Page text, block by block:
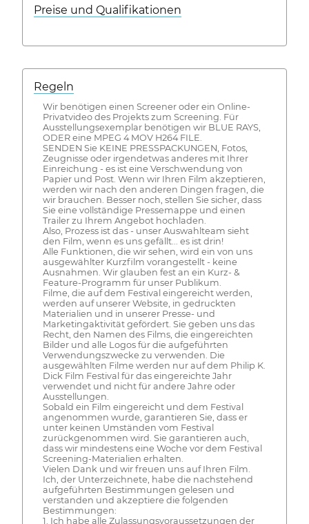
Preise und Qualifikationen
Regeln
Wir benötigen einen Screener oder ein Online-
Privatvideo des Projekts zum Screening. Für
Ausstellungsexemplar benötigen wir BLUE RAYS,
ODER eine MPEG 4 MOV H264 FILE.
SENDEN Sie KEINE PRESSPACKUNGEN, Fotos,
Zeugnisse oder irgendetwas anderes mit Ihrer
Einreichung - es ist eine Verschwendung von
Papier und Post. Wenn wir Ihren Film akzeptieren,
werden wir nach den anderen Dingen fragen, die
wir brauchen. Besser noch, stellen Sie sicher, dass
Sie eine vollständige Pressemappe und einen
Trailer zu Ihrem Angebot hochladen.
Also, Prozess ist das - unser Auswahlteam sieht
den Film, wenn es uns gefällt... es ist drin!
Alle Funktionen, die wir sehen, wird ein von uns
ausgewählter Kurzfilm vorangestellt - keine
Ausnahmen. Wir glauben fest an ein Kurz- &
Feature-Programm für unser Publikum.
Filme, die auf dem Festival eingereicht werden,
werden auf unserer Website, in gedruckten
Materialien und in unserer Presse- und
Marketingaktivität gefördert. Sie geben uns das
Recht, den Namen des Films, die eingereichten
Bilder und alle Logos für die aufgeführten
Verwendungszwecke zu verwenden. Die
ausgewählten Filme werden nur auf dem Philip K.
Dick Film Festival für das eingereichte Jahr
verwendet und nicht für andere Jahre oder
Ausstellungen.
Sobald ein Film eingereicht und dem Festival
angenommen wurde, garantieren Sie, dass er
unter keinen Umständen vom Festival
zurückgenommen wird. Sie garantieren auch,
dass wir mindestens eine Woche vor dem Festival
Screening-Materialien erhalten.
Vielen Dank und wir freuen uns auf Ihren Film.
Ich, der Unterzeichnete, habe die nachstehend
aufgeführten Bestimmungen gelesen und
verstanden und akzeptiere die folgenden
Bestimmungen:
1. Ich habe alle Zulassungsvoraussetzungen der